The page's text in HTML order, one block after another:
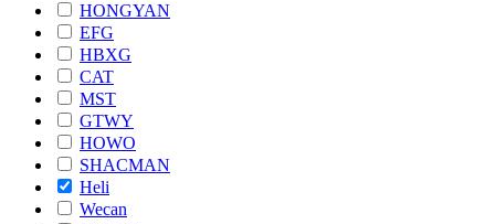
HONGYAN
EFG
HBXG
CAT
MST
GTWY
HOWO
SHACMAN
Heli
Wecan